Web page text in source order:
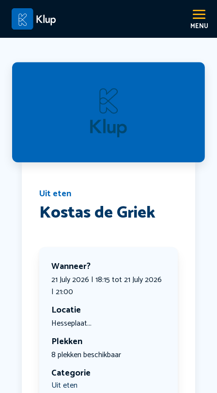
Uit eten
Kostas de Griek
Wanneer?
21 July 2026 | 18:15 tot 21 July 2026
| 21:00
Locatie
Hesseplaat...
Plekken
8 plekken beschikbaar
Categorie
Uit eten